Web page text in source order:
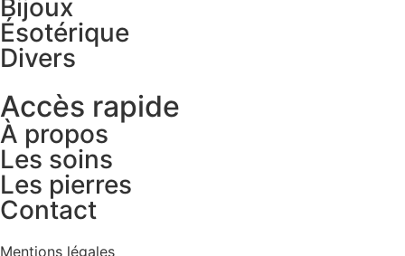
Bijoux
Ésotérique
Divers
Accès rapide
À propos
Les soins
Les pierres
Contact
Mentions légales